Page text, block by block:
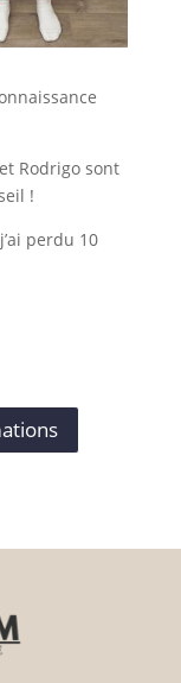
Rodrigo sont
!
perdu 10